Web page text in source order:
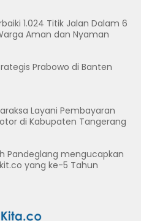
1.024 Titik Jalan Dalam 6
Aman dan Nyaman
Prabowo di Banten
Layani Pembayaran
di Kabupaten Tangerang
Pandeglang mengucapkan
yang ke-5 Tahun